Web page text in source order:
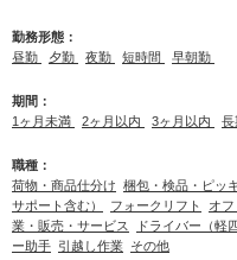
勤務形態：
昼勤
夕勤 夜勤 短時間 早朝勤
期間：
1ヶ月未満
2ヶ月以内 3ヶ月以内 長
職種：
荷物・商品仕分け 梱包・検品・ピッ
サポート含む）
フォークリフト オ
業・販売・サービス
ドライバー（軽
ー助手 引越し作業 その他